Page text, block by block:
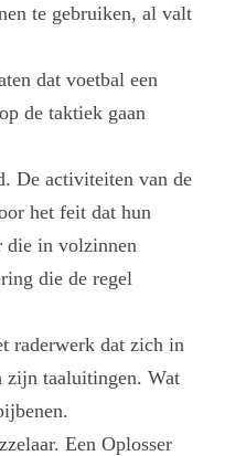
te gebruiken, al valt
dat voetbal een
de taktiek gaan
De activiteiten van de
het feit dat hun
die in volzinnen
die de regel
raderwerk dat zich in
zijn taaluitingen. Wat
Een Oplosser